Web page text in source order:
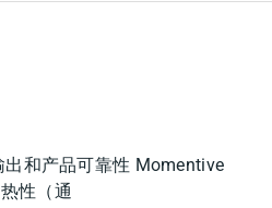
和产品可靠性 Momentive
性（通